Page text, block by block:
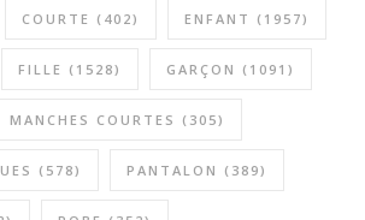
COURTE (402) ENFANT (1957)
FILLE (1528) GARÇON (1091)
MANCHES COURTES (305)
(578) PANTALON (389)